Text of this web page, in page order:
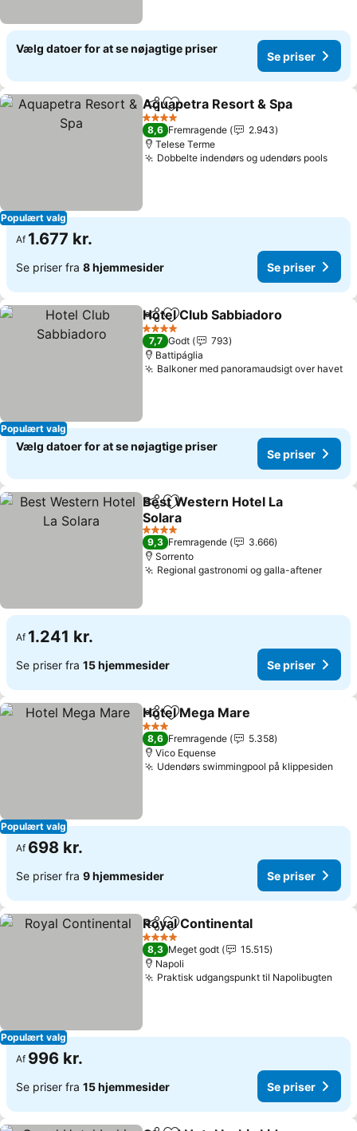
Vælg datoer for at se nøjagtige priser
Se priser
Populært valg
Del Føj til favoritter
Aquapetra Resort & Spa
4 Stjerner
8,6 Fremragende
2.943
Telese Terme
Dobbelte indendørs og udendørs pools
Af 1.677 kr.
Se priser fra 8 hjemmesider Se priser
Populært valg
Del Føj til favoritter
Hotel Club Sabbiadoro
4 Stjerner
7,7 Godt
793
Battipáglia
Balkoner med panoramaudsigt over havet
Vælg datoer for at se nøjagtige priser
Se priser
Del Føj til favoritter
Best Western Hotel La
Solara
4 Stjerner
9,3 Fremragende
3.666
Sorrento
Regional gastronomi og galla-aftener
Af 1.241 kr.
Se priser fra 15 hjemmesider Se priser
Populært valg
Del Føj til favoritter
Hotel Mega Mare
3 Stjerner
8,6 Fremragende
5.358
Vico Equense
Udendørs swimmingpool på klippesiden
Af 698 kr.
Se priser fra 9 hjemmesider Se priser
Populært valg
Del Føj til favoritter
Royal Continental
4 Stjerner
8,3 Meget godt
15.515
Napoli
Praktisk udgangspunkt til Napolibugten
Af 996 kr.
Se priser fra 15 hjemmesider Se priser